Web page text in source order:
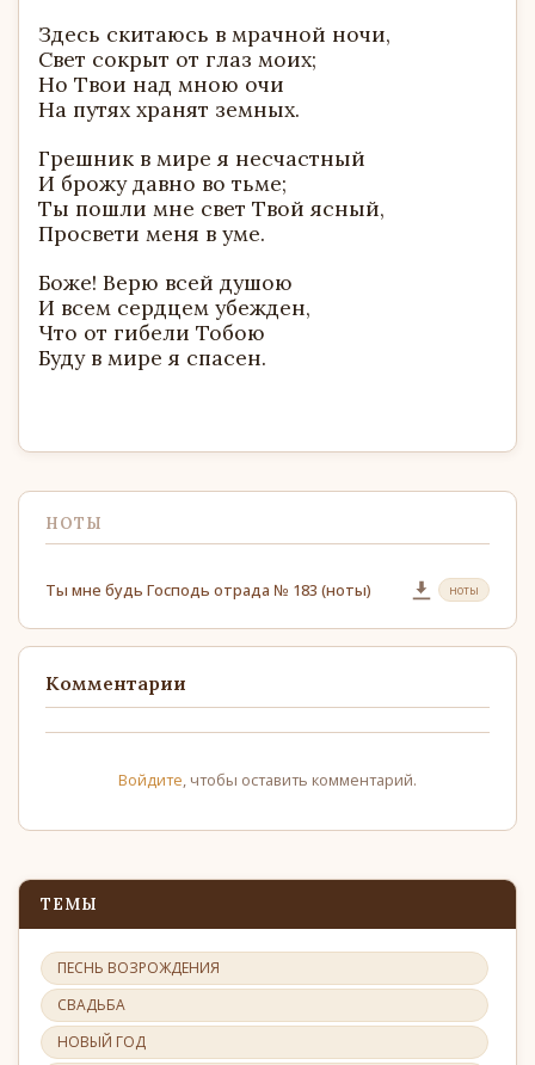
Здесь скитаюсь в мрачной ночи,
Свет сокрыт от глаз моих;
Но Твои над мною очи
На путях хранят земных.
Грешник в мире я несчастный
И брожу давно во тьме;
Ты пошли мне свет Твой ясный,
Просвети меня в уме.
Боже! Верю всей душою
И всем сердцем убежден,
Что от гибели Тобою
Буду в мире я спасен.
НОТЫ
Ты мне будь Господь отрада № 183 (ноты) ноты
Комментарии
Войдите, чтобы оставить комментарий.
ТЕМЫ
ПЕСНЬ ВОЗРОЖДЕНИЯ
СВАДЬБА
НОВЫЙ ГОД